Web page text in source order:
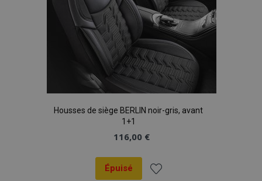
Housses de siège BERLIN noir-gris, avant
1+1
116,00 €
Épuisé